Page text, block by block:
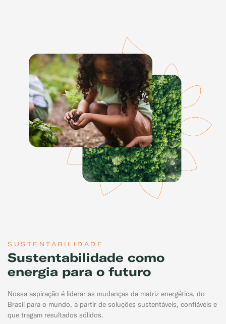
SUSTENTABILIDADE
Sustentabilidade como
energia para o futuro
Nossa aspiração é liderar as mudanças da matriz energética, do
Brasil para o mundo, a partir de soluções sustentáveis, confiáveis e
que tragam resultados sólidos.